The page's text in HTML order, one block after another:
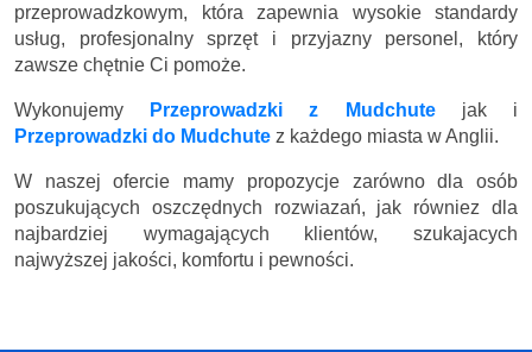
przeprowadzkowym, która zapewnia wysokie standardy
usług, profesjonalny sprzęt i przyjazny personel, który
zawsze chętnie Ci pomoże.
Wykonujemy Przeprowadzki z Mudchutejak i
Przeprowadzki do Mudchute z każdego miasta w Anglii.
W naszej ofercie mamy propozycje zarówno dla osób
poszukujących oszczędnych rozwiazań, jak równiez dla
najbardziej wymagających klientów, szukajacych
najwyższej jakości, komfortu i pewności.